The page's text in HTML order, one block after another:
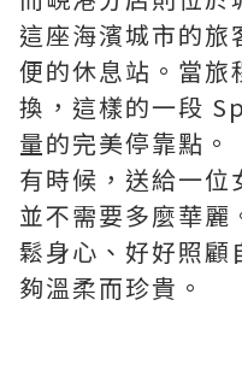
這座海濱城市的旅
便的休息站。當旅
換，這樣的一段
量的完美停靠點。
有時候，送給一位
並不需要多麼華麗
鬆身心、好好照顧
夠溫柔而珍貴。